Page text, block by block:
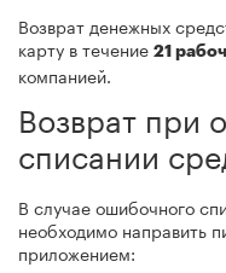
Возврат денежных
карту в течение 21
компанией.
Возврат при
списании
В случае ошибочного
необходимо направить
приложением: